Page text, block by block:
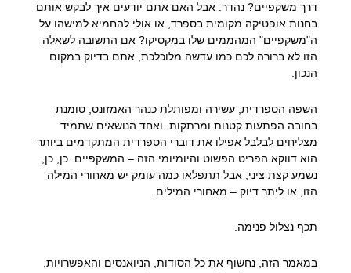
דרך משקפיים? נהדר. אבל האם אתם יודעים איך לבקש אותם
בחנות אופטיקה מקומית בספרד, או אולי להחמיא למישהו על
ה"משקפיים" המהממים שלו במקסיקו? אם התשובה לשאלה
הזו לא ברורה לכם כמו עדשה מלוכלכת, אתם בדיוק במקום
הנכון.
השפה הספרדית, עשירה ומפותלת כנהר האמזונס, טומנת
בחובה הפתעות קטנות ומרתקות. ואחד הנושאים שתמיד
מצליחים לבלבל אפילו את דוברי הספרדית המתקדמים ביותר
הוא דווקא הפריט הפשוט והיומיומי הזה – המשקפיים. כן, כן,
נשמע קצת ציני, אבל תתפלאו כמה עומק יש מאחורי המילה
הזו, או ליתר דיוק – מאחורי המילים.
תכף נצלול פנימה.
במאמר הזה, נחשוף את כל הסודות, הניואנסים והאפשרויות,